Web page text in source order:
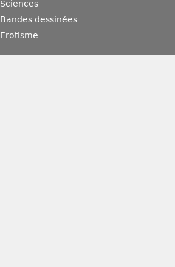
Sciences
Bandes dessinées
Erotisme